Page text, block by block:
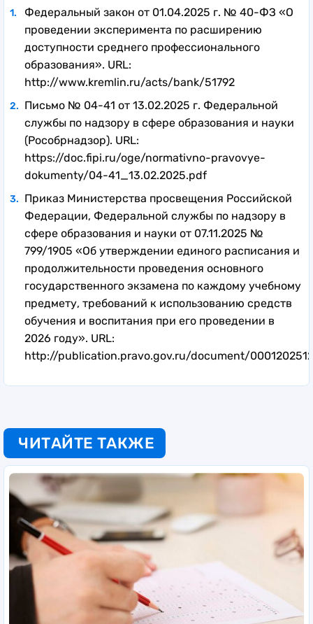
вдруг стало плохо. В этих случаях тоже
предусмотрена пересдача экзамена в
резервный день.
снова сдавать экзамен в следующем году. В
моей практике была ученица, которая сдавала
экзамен по английскому языку три года подряд.
И только на третий год ей это удалось.
Федеральный закон от 01.04.2025 г. № 40-ФЗ «О
проведении эксперимента по расширению
доступности среднего профессионального
образования». URL:
http://www.kremlin.ru/acts/bank/51792
Письмо № 04-41 от 13.02.2025 г. Федеральной
службы по надзору в сфере образования и науки
(Рособрнадзор). URL:
https://doc.fipi.ru/oge/normativno-pravovye-
dokumenty/04-41_13.02.2025.pdf
Приказ Министерства просвещения Российской
Федерации, Федеральной службы по надзору в
сфере образования и науки от 07.11.2025 №
799/1905 «Об утверждении единого расписания и
продолжительности проведения основного
государственного экзамена по каждому учебному
предмету, требований к использованию средств
обучения и воспитания при его проведении в
2026 году». URL:
http://publication.pravo.gov.ru/document/
ЧИТАЙТЕ ТАКЖЕ